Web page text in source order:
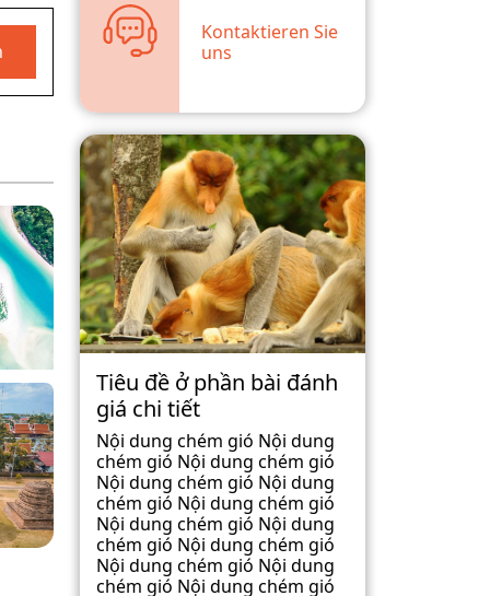
Kontaktieren Sie
uns
Tiêu đề ở phần bài đánh
giá chi tiết
Nội dung chém gió Nội dung
chém gió Nội dung chém gió
Nội dung chém gió Nội dung
chém gió Nội dung chém gió
Nội dung chém gió Nội dung
chém gió Nội dung chém gió
Nội dung chém gió Nội dung
chém gió Nội dung chém gió